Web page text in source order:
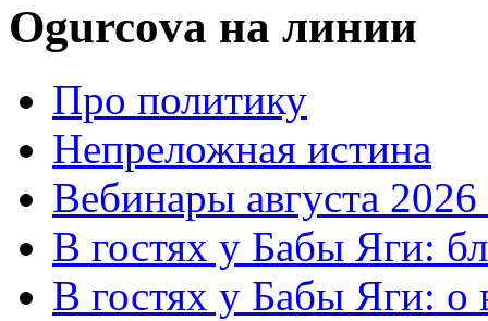
Ogurcova на линии
Про политику
Непреложная истина
Вебинары августа 2026
В гостях у Бабы Яги:
В гостях у Бабы Яги: